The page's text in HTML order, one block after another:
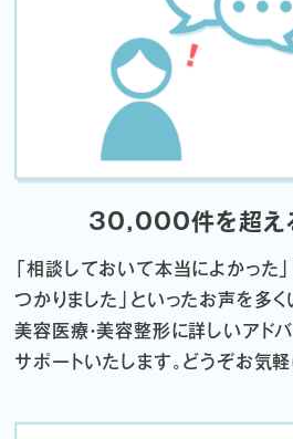
30,000件を超え
「相談しておいて本当によかった
つかりました」 といったお声を多く
美容医療・美容整形に詳しいアド
サポートいたします。 どうぞお気軽